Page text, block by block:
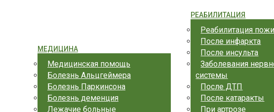
МЕДИЦИНА
Медицинская помощь
Болезнь Альцгеймера
Болезнь Паркинсона
Болезнь деменция
Лежачие больные
РЕАБИЛИТАЦИЯ
Реабилитация
После инфаркта
После инсульта
Заболевания
системы
После ДТП
После катаракты
При артрозе